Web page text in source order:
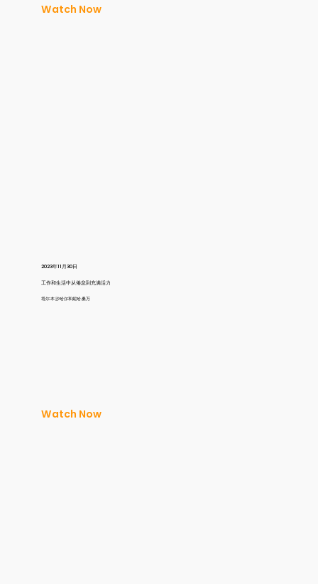
Watch Now
2023年11月30日
工作和生活中从倦怠到充满活力
塔尔·本·沙哈尔和妮哈·桑万
Watch Now